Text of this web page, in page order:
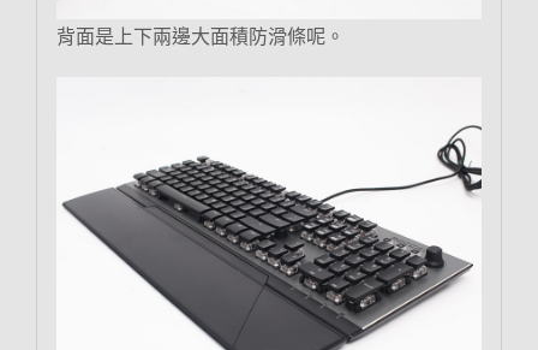
背面是上下兩邊大面積防滑條呢。